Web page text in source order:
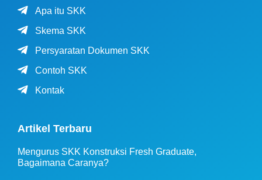
Apa itu SKK
Skema SKK
Persyaratan Dokumen SKK
Contoh SKK
Kontak
Artikel Terbaru
Mengurus SKK Konstruksi Fresh Graduate,
Bagaimana Caranya?